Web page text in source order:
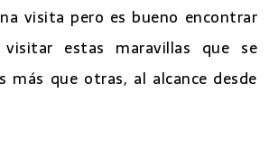
visita pero es bueno encontrar
estas maravillas que se
más que otras, al alcance desde